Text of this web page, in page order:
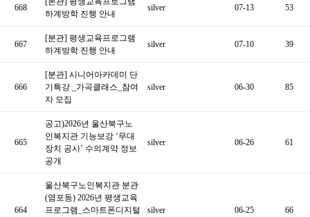
668
하계방학 진행 안내
silver 07-13 53
667
[분관] 평생교육프로그램
하계방학 진행 안내
silver 07-10 39
666
[분관] 시니어아카데미 단
기특강 _가곡클래스_참여
자 모집
silver 06-30 85
665
공고)2026년 울산북구노
인복지관 기능보강 ‘무대
장치 공사’ 수의계약 정보
공개
silver 06-26 61
664
울산북구노인복지관 분관
(염포동) 2026년 평생교육
프로그램_스마트폰디지털
silver 06-25 66